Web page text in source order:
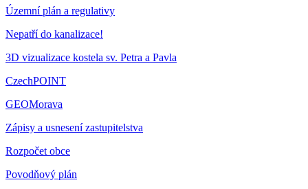
Územní plán a regulativy
Nepatří do kanalizace!
3D vizualizace kostela sv. Petra a Pavla
CzechPOINT
GEOMorava
Zápisy a usnesení zastupitelstva
Rozpočet obce
Povodňový plán